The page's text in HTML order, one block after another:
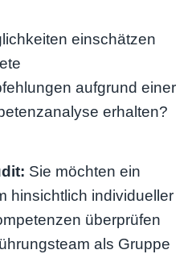
einschätzen
aufgrund einer
erhalten?
Sie möchten ein
hinsichtlich individueller
überprüfen
als Gruppe